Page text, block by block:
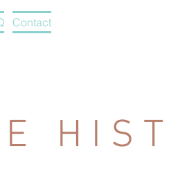
Contact
E H I S T